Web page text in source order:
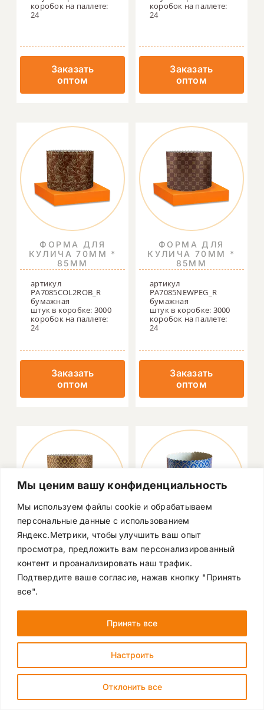
Мы ценим вашу конфиденциальность
Мы используем файлы cookie и обрабатываем
персональные данные с использованием
Яндекс.Метрики, чтобы улучшить ваш опыт
просмотра, предложить вам персонализированный
контент и проанализировать наш трафик.
Подтвердите ваше согласие, нажав кнопку "Принять
все".
Настроить
Отклонить все
Принять все
коробок на паллете:
24
Заказать
оптом
коробок на паллете:
24
Заказать
оптом
ФОРМА ДЛЯ
КУЛИЧА 70ММ *
85ММ
артикул
PA7085COL2ROB_R
бумажная
штук в коробке: 3000
коробок на паллете:
24
Заказать
оптом
ФОРМА ДЛЯ
КУЛИЧА 70ММ *
85ММ
артикул
PA7085NEWPEG_R
бумажная
штук в коробке: 3000
коробок на паллете:
24
Заказать
оптом
ФОРМА ДЛЯ
85ММ
артикул PA7085PEG_R
бумажная
коробок на паллете:
Заказать
ФОРМА ДЛЯ
КУЛИЧА 70ММ *
85ММ
штук в коробке: 3000
коробок на паллете:
Заказать